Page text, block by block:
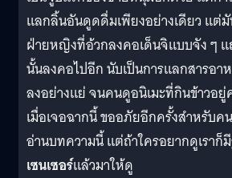
แลกลิ้นอันดูดดื่มเพียงอย่างเดียว แต่
ฝ่ายหญิงที่อ้วกลงคอเด็นจิแบบจัง ๆ แ
นั้นลงคอไปอีก นับเป็นการแลกสารอา
ลงอย่างแย่ จนคนดูอนิเมะที่กินข้าวอ
เมื่อเจอฉากนี้ ขออภัยอีกครั้งสำหรับค
อ่านบทความนี้ แต่ถ้าใครอยากดูเราก็
เซนเซอร์แล้วมาให้ดู